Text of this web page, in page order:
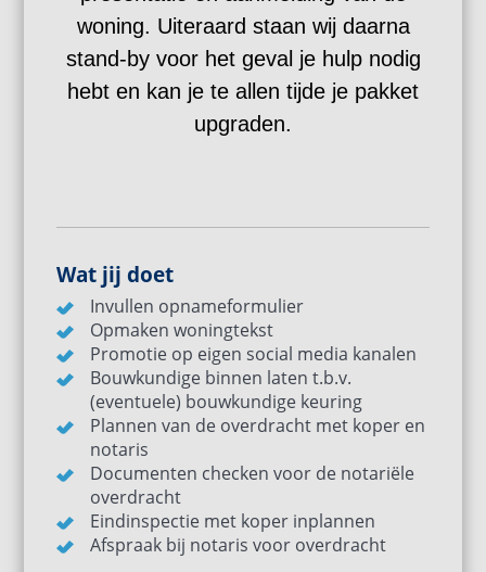
woning. Uiteraard staan wij daarna
stand-by voor het geval je hulp nodig
hebt en kan je te allen tijde je pakket
upgraden.
Wat jij doet
Invullen opnameformulier
Opmaken woningtekst
Promotie op eigen social media kanalen
Bouwkundige binnen laten t.b.v.
(eventuele) bouwkundige keuring
Plannen van de overdracht met koper en
notaris
Documenten checken voor de notariële
overdracht
Eindinspectie met koper inplannen
Afspraak bij notaris voor overdracht